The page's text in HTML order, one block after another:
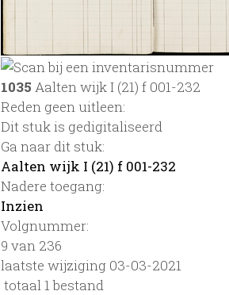
1035 Aalten wijk I (21) f 001-232
Reden geen uitleen:
Dit stuk is gedigitaliseerd
Ga naar dit stuk:
Aalten wijk I (21) f 001-232
Nadere toegang:
Inzien
Volgnummer:
9 van 236
laatste wijziging 03-03-2021
totaal 1 bestand